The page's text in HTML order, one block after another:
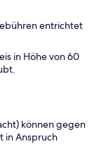
entrichtet
in Höhe von 60
können gegen
in Anspruch